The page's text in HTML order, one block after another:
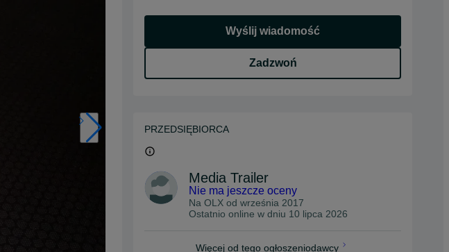
Wyślij wiadomość
Zadzwoń
PRZEDSIĘBIORCA
Media Trailer
Nie ma jeszcze oceny
Na OLX od września 2017
Ostatnio online w dniu 10 lipca 2026
Więcej od tego ogłoszeniodawcy